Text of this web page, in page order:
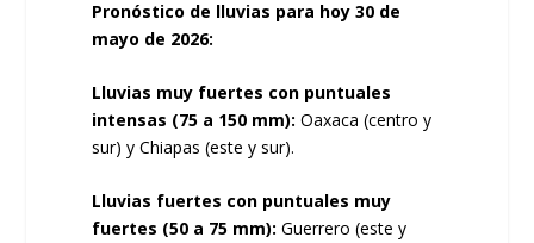
Pronóstico de lluvias para hoy 30 de
mayo de 2026:
Lluvias muy fuertes con puntuales
intensas (75 a 150 mm): Oaxaca (centro y
sur) y Chiapas (este y sur).
Lluvias fuertes con puntuales muy
fuertes (50 a 75 mm): Guerrero (este y